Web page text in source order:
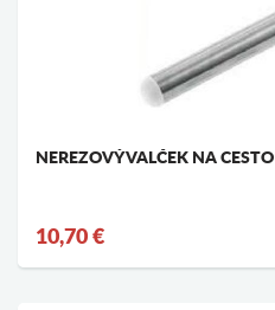
NEREZOVÝ VALČEK NA CESTO
10,70 €